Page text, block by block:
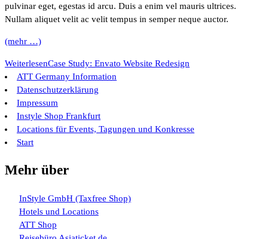
pulvinar eget, egestas id arcu. Duis a enim vel mauris ultrices.
Nullam aliquet velit ac velit tempus in semper neque auctor.
(mehr …)
WeiterlesenCase Study: Envato Website Redesign
ATT Germany Information
Datenschutzerklärung
Impressum
Instyle Shop Frankfurt
Locations für Events, Tagungen und Konkresse
Start
Mehr über
InStyle GmbH (Taxfree Shop)
Hotels und Locations
ATT Shop